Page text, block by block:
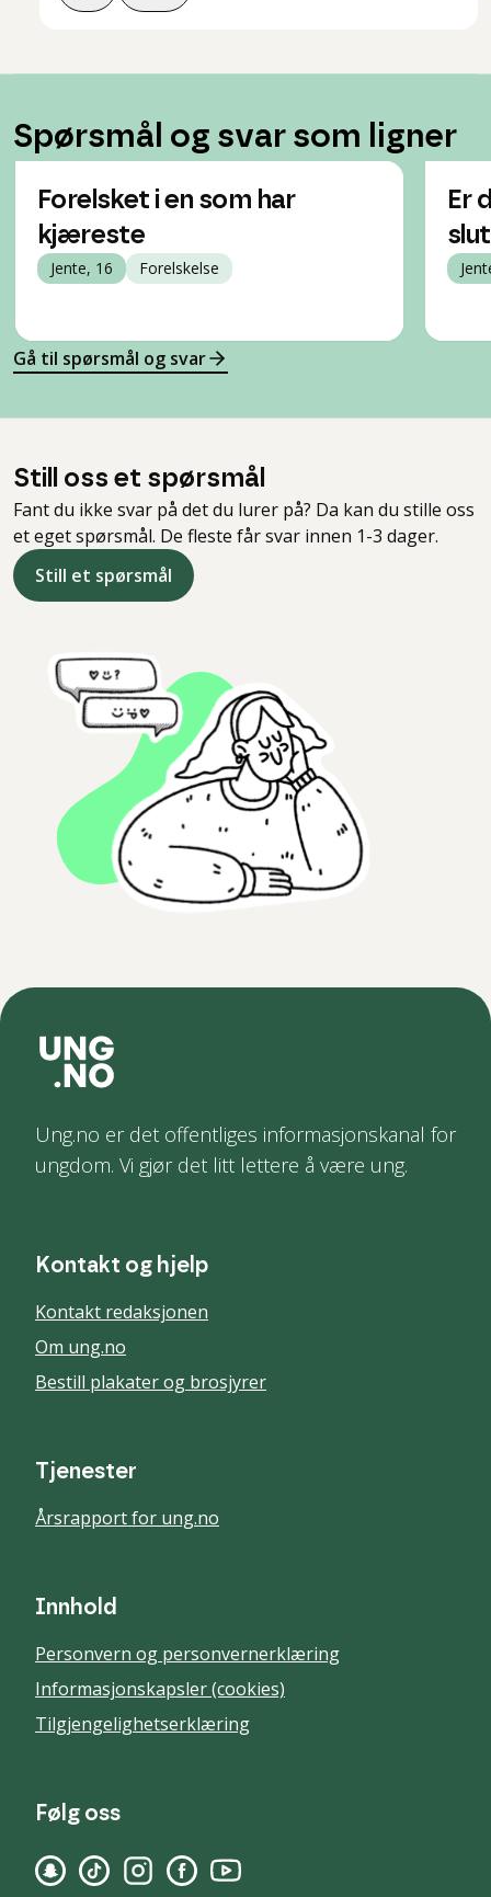
Spørsmål og svar som ligner
Forelsket i en som har
kjæreste
Jente, 16 Forelskelse
Er
Gå til spørsmål og svar
Still oss et spørsmål
Fant du ikke svar på det du lurer på? Da kan du stille oss
et eget spørsmål. De fleste får svar innen 1-3 dager.
Still et spørsmål
Ung.no er det offentliges informasjonskanal for
ungdom. Vi gjør det litt lettere å være ung.
Kontakt og hjelp
Kontakt redaksjonen
Om ung.no
Bestill plakater og brosjyrer
Tjenester
Årsrapport for ung.no
Innhold
Personvern og personvernerklæring
Informasjonskapsler (cookies)
Tilgjengelighetserklæring
Følg oss